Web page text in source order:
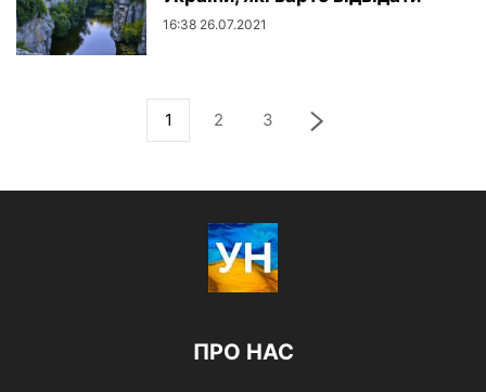
16:38 26.07.2021
1 2 3
ПРО НАС